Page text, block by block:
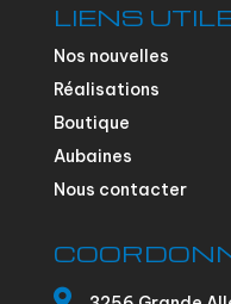
LIENS
Nos nouvelles
Réalisations
Boutique
Aubaines
Nous contacter